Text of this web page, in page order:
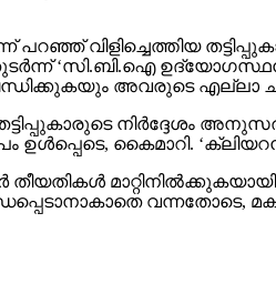
വിളിച്ചെത്തിയ
‘സി.ബി.ഐ
അവരുടെ
നിര്‍ദ്ദേശം
കൈമാറി.
തീയതികള്‍